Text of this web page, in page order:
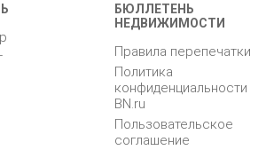
БЮЛЛЕТЕНЬ
НЕДВИЖИМОСТИ
Правила перепечатки
Политика
конфиденциальности
BN.ru
Пользовательское
соглашение